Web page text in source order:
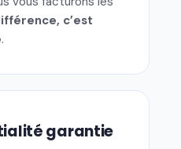
c’est
.
garantie